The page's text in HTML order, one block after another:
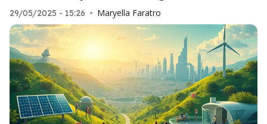
29/05/2025 - 15:26 • Maryella Faratro